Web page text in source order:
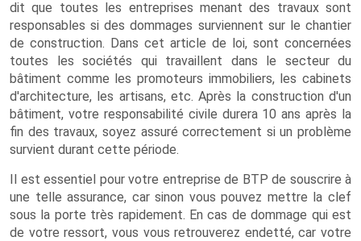
dit que toutes les entreprises menant des travaux sont
responsables si des dommages surviennent sur le chantier
de construction. Dans cet article de loi, sont concernées
toutes les sociétés qui travaillent dans le secteur du
bâtiment comme les promoteurs immobiliers, les cabinets
d'architecture, les artisans, etc. Après la construction d'un
bâtiment, votre responsabilité civile durera 10 ans après la
fin des travaux, soyez assuré correctement si un problème
survient durant cette période.
Il est essentiel pour votre entreprise de BTP de souscrire à
une telle assurance, car sinon vous pouvez mettre la clef
sous la porte très rapidement. En cas de dommage qui est
de votre ressort, vous vous retrouverez endetté, car votre